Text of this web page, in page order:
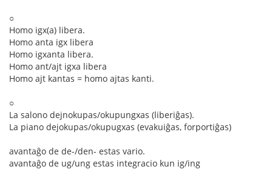
○
Homo igx(a) libera.
Homo anta igx libera
Homo igxanta libera.
Homo ant/ajt igxa libera
Homo ajt kantas = homo ajtas kanti.
○
La salono dejnokupas/okupungxas (liberiĝas).
La piano dejokupas/okupugxas (evakuiĝas, forportiĝas)
avantaĝo de de-/den- estas vario.
avantaĝo de ug/ung estas integracio kun ig/ing